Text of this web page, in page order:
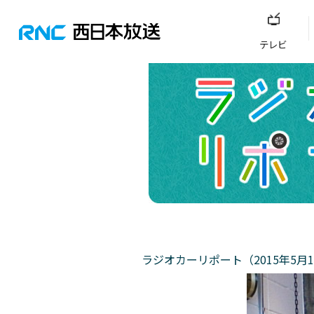
テレビ
ラジオカーリポート（2015年5月